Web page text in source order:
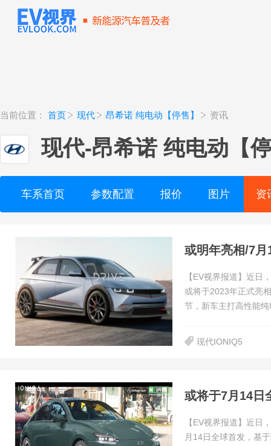
当前位置： 首页 现代 昂希诺 纯电动【停售】 资讯
现代-昂希诺 纯电动【
车系首页 参数配置 报价 图片 资
或明年亮相/7
【EV视界报道】近日
或将于2023年正式亮
节，新车主打高性能
现代IONIQ5
或将于7月14日
【EV视界报道】近日
月14日全球首发，基